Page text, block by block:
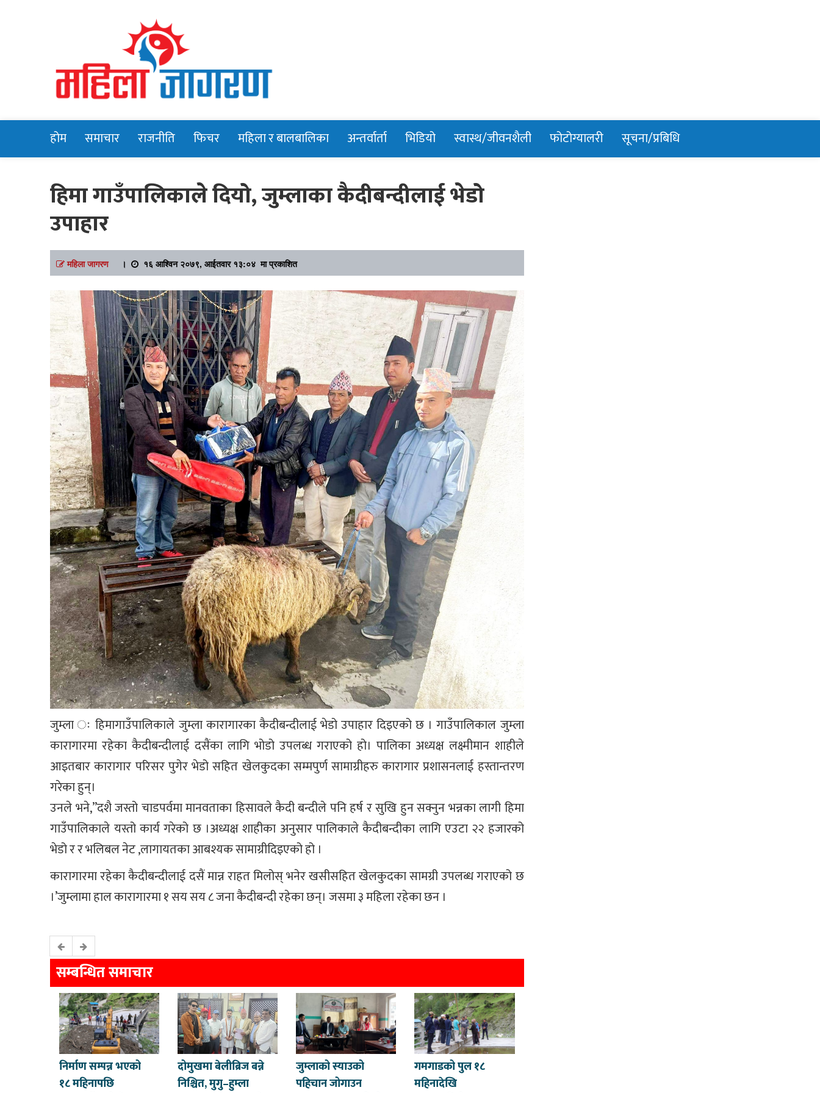
Mahilajagaran
होम समाचार राजनीति फिचर महिला र बालबालिका अन्तर्वार्ता भिडियो स्वास्थ/जीवनशैली फोटोग्यालरी सूचना/प्रबिधि
हिमा गाउँपालिकाले दियो, जुम्लाका कैदीबन्दीलाई भेडो
उपाहार
महिला जागरण। १६ आश्विन २०७९, आईतवार १३:०४ मा प्रकाशित
जुम्ला ः हिमागाउँपालिकाले जुम्ला कारागारका कैदीबन्दीलाई भेडो उपाहार दिइएको छ । गाउँपालिकाल जुम्ला
कारागारमा रहेका कैदीबन्दीलाई दसैंका लागि भोडो उपलब्ध गराएको हो। पालिका अध्यक्ष लक्ष्मीमान शाहीले
आइतबार कारागार परिसर पुगेर भेडो सहित खेलकुदका सम्मपुर्ण सामाग्रीहरु कारागार प्रशासनलाई हस्तान्तरण
गरेका हुन्।
उनले भने,”दशै जस्तो चाडपर्वमा मानवताका हिसावले कैदी बन्दीले पनि हर्ष र सुखि हुन सक्नुन भन्नका लागी हिमा
गाउँपालिकाले यस्तो कार्य गरेको छ ।अध्यक्ष शाहीका अनुसार पालिकाले कैदीबन्दीका लागि एउटा २२ हजारको
भेडो र र भलिबल नेट ,लागायतका आबश्यक सामाग्रीदिइएको हो ।
कारागारमा रहेका कैदीबन्दीलाई दसैं मान्न राहत मिलोस् भनेर खसीसहित खेलकुदका सामग्री उपलब्ध गराएको छ
।’जुम्लामा हाल कारागारमा १ सय सय ८ जना कैदीबन्दी रहेका छन्। जसमा ३ महिला रहेका छन ।
सम्बन्धित समाचार
निर्माण सम्पन्न भएको
१८ महिनापछि
दोमुखमा बेलीब्रिज बन्ने
निश्चित, मुगु–हुम्ला
जुम्लाको स्याउको
पहिचान जोगाउन
गमगाडको पुल १८
महिनादेखि